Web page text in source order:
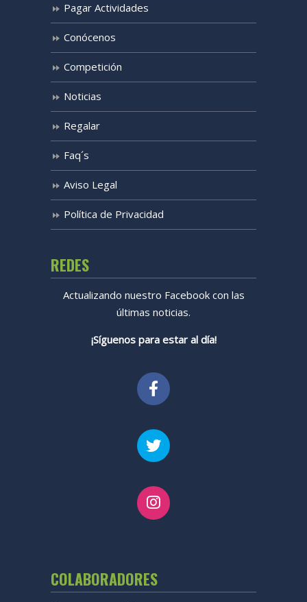
Pagar Actividades
Conócenos
Competición
Noticias
Regalar
Faq´s
Aviso Legal
Política de Privacidad
REDES
Actualizando nuestro Facebook con las
últimas noticias.
¡Síguenos para estar al día!
COLABORADORES